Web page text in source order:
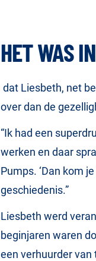
HET WAS
dat Liesbeth, net
over dan de
“Ik had een
werken en daar
Pumps. ‘Dan kom
geschiedenis.”
Liesbeth werd
beginjaren waren
een verhuurder